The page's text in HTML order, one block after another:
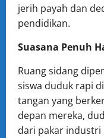
jerih payah dan
pendidikan.
Suasana Penuh
Ruang sidang
siswa duduk rapi
tangan yang
depan mereka,
dari pakar